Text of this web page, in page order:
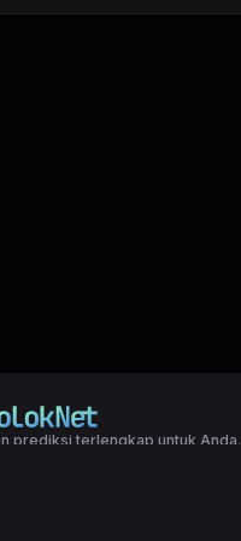
prediksi terlengkap untuk Anda.